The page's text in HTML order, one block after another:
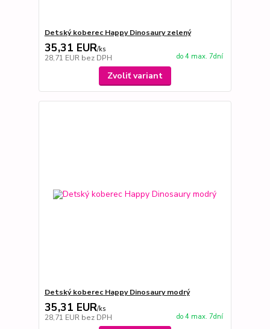
Detský koberec Happy Dinosaury zelený
35,31 EUR/ks
28,71 EUR bez DPH do 4 max. 7dní
Zvoliť variant
Detský koberec Happy Dinosaury modrý
35,31 EUR/ks
28,71 EUR bez DPH do 4 max. 7dní